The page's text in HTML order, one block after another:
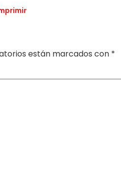
están marcados con *